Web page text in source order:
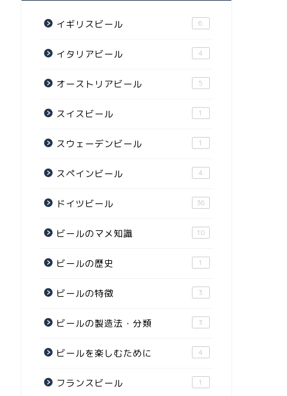
イギリスビール 6
イタリアビール 4
オーストリアビール 5
スイスビール 1
スウェーデンビール 1
スペインビール 4
ドイツビール 36
ビールのマメ知識 10
ビールの歴史 1
ビールの特徴 3
ビールの製造法・分類 3
ビールを楽しむために 4
フランスビール 1